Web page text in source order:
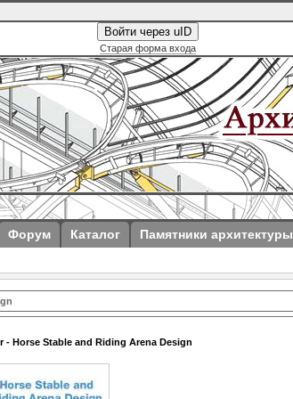
Войти через uID
Старая форма входа
Форум Каталог Памятники архитектуры
- Horse Stable and Riding Arena Design